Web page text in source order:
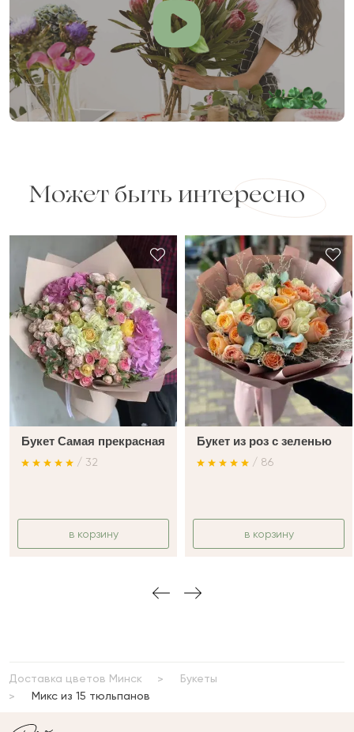
Может быть интересно
Букет Самая прекрасная
/ 32
в корзину
Букет из роз с зеленью
/ 86
в корзину
Доставка цветов Минск
Букеты
Микс из 15 тюльпанов